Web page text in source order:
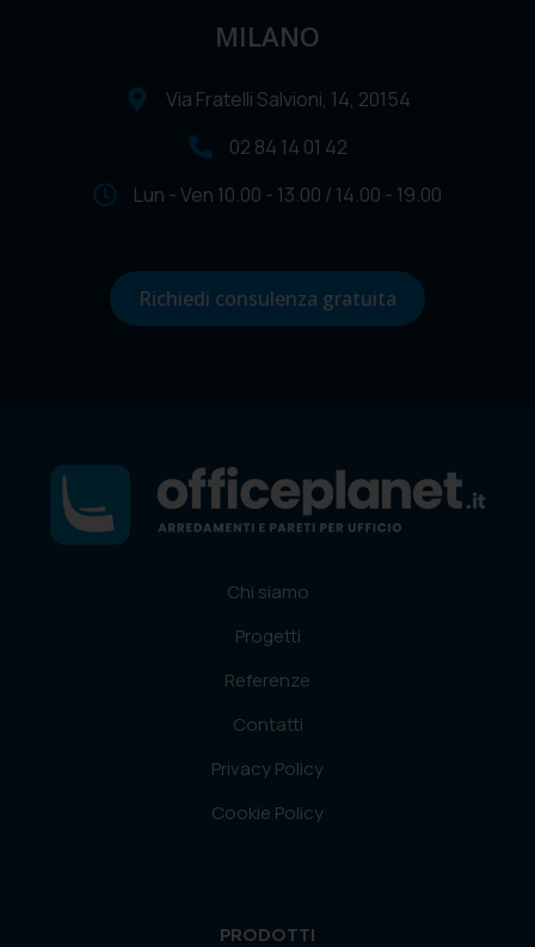
MILANO
Via Fratelli Salvioni, 14, 20154
02 84 14 01 42
Lun - Ven 10.00 - 13.00 / 14.00 - 19.00
Richiedi consulenza gratuita
Chi siamo
Progetti
Referenze
Contatti
Privacy Policy
Cookie Policy
PRODOTTI